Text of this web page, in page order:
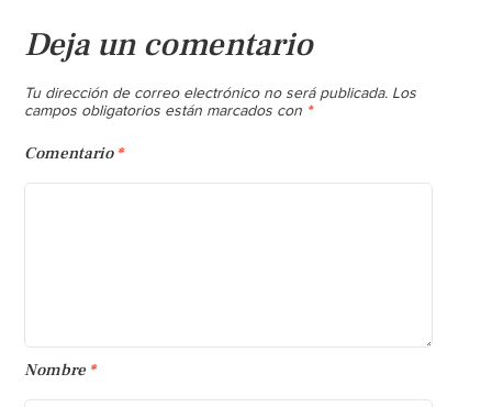
Deja un comentario
Tu dirección de correo electrónico no será publicada. Los
campos obligatorios están marcados con *
Comentario *
Nombre *